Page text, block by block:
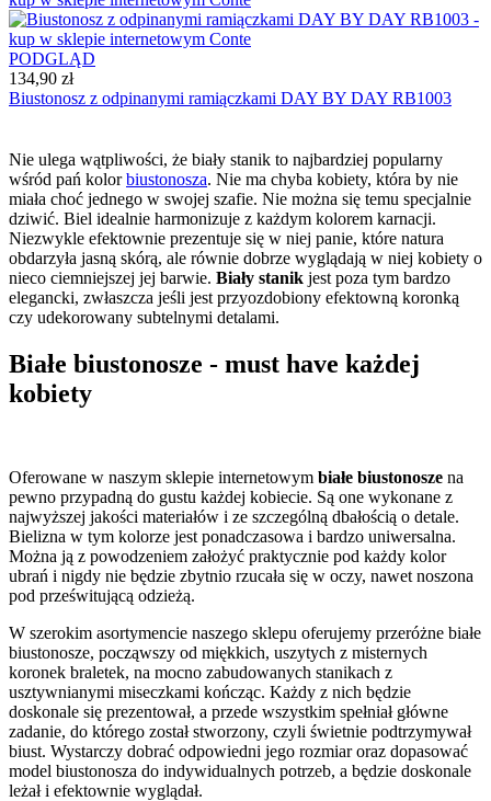
PODGLĄD
134,90 zł
Biustonosz z odpinanymi ramiączkami DAY BY DAY RB1003
Nie ulega wątpliwości, że biały stanik to najbardziej popularny
wśród pań kolorbiustonosza. Nie ma chyba kobiety, która by nie
miała choć jednego w swojej szafie. Nie można się temu specjalnie
dziwić. Biel idealnie harmonizuje z każdym kolorem karnacji.
Niezwykle efektownie prezentuje się w niej panie, które natura
obdarzyła jasną skórą, ale równie dobrze wyglądają w niej kobiety o
nieco ciemniejszej jej barwie. Biały stanik jest poza tym bardzo
elegancki, zwłaszcza jeśli jest przyozdobiony efektowną koronką
czy udekorowany subtelnymi detalami.
Białe biustonosze - must have każdej
kobiety
Oferowane w naszym sklepie internetowym białe biustonosze na
pewno przypadną do gustu każdej kobiecie. Są one wykonane z
najwyższej jakości materiałów i ze szczególną dbałością o detale.
Bielizna w tym kolorze jest ponadczasowa i bardzo uniwersalna.
Można ją z powodzeniem założyć praktycznie pod każdy kolor
ubrań i nigdy nie będzie zbytnio rzucała się w oczy, nawet noszona
pod prześwitującą odzieżą.
W szerokim asortymencie naszego sklepu oferujemy przeróżne białe
biustonosze, począwszy od miękkich, uszytych z misternych
koronek braletek, na mocno zabudowanych stanikach z
usztywnianymi miseczkami kończąc. Każdy z nich będzie
doskonale się prezentował, a przede wszystkim spełniał główne
zadanie, do którego został stworzony, czyli świetnie podtrzymywał
biust. Wystarczy dobrać odpowiedni jego rozmiar oraz dopasować
model biustonosza do indywidualnych potrzeb, a będzie doskonale
leżał i efektownie wyglądał.